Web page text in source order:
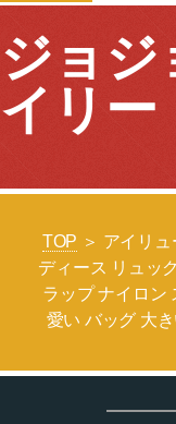
ジョジ
イリー
TOP ＞ アイリ
ディース リュッ
ラップ ナイロン
愛い バッグ 大